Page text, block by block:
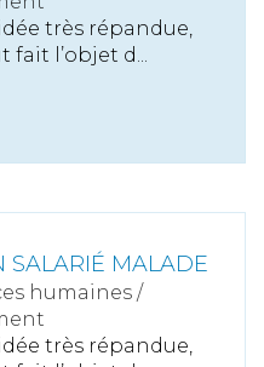
très répandue,
l’objet d...
SALARIÉ MALADE
humaines /
très répandue,